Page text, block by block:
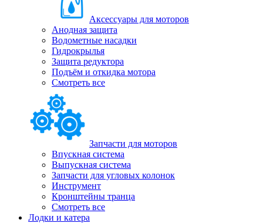
Аксессуары для моторов
Анодная защита
Водометные насадки
Гидрокрылья
Защита редуктора
Подъём и откидка мотора
Смотреть все
Запчасти для моторов
Впускная система
Выпускная система
Запчасти для угловых колонок
Инструмент
Кронштейны транца
Смотреть все
Лодки и катера